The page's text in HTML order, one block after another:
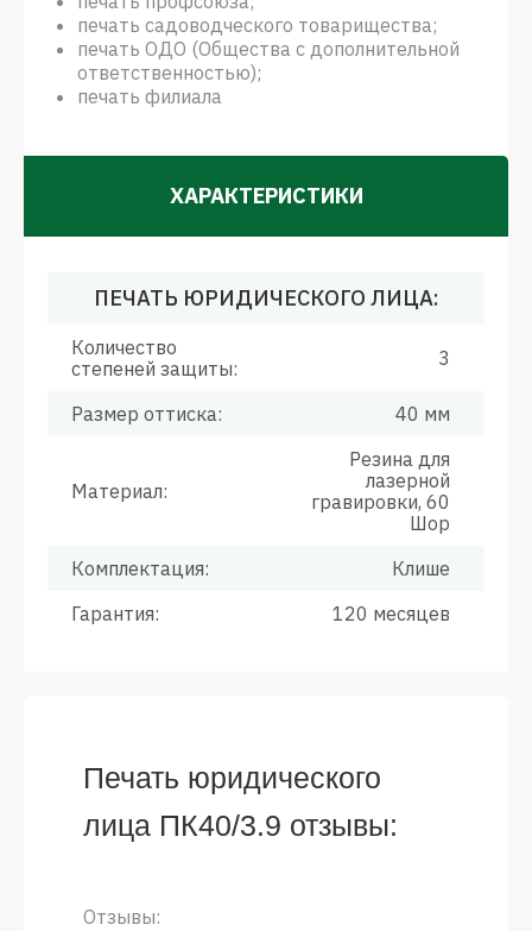
печать садоводческого товарищества;
печать ОДО (Общества с дополнительной
ответственностью);
печать филиала
ХАРАКТЕРИСТИКИ
ПЕЧАТЬ ЮРИДИЧЕСКОГО ЛИЦА:
Количество
степеней защиты:
3
Размер оттиска: 40 мм
Материал:
Резина для
лазерной
гравировки, 60
Шор
Комплектация:
Клише
Гарантия:
120 месяцев
Печать юридического
лица ПК40/3.9 отзывы:
Отзывы: